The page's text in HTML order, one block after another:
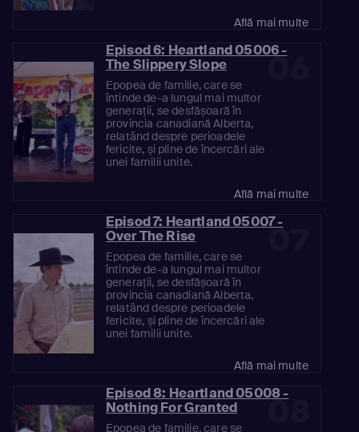
Află mai multe
06
Episod 6: Heartland 05006 -
The Slippery Slope
Epopea de familie, care se
întinde de-a lungul mai multor
generații, se desfășoară în
provincia canadiană Alberta,
relatând despre perioadele
fericite, și pline de încercări ale
unei familii unite.
Află mai multe
07
Episod 7: Heartland 05007 -
Over The Rise
Epopea de familie, care se
întinde de-a lungul mai multor
generații, se desfășoară în
provincia canadiană Alberta,
relatând despre perioadele
fericite, și pline de încercări ale
unei familii unite.
Află mai multe
08
Episod 8: Heartland 05008 -
Nothing For Granted
Epopea de familie, care se